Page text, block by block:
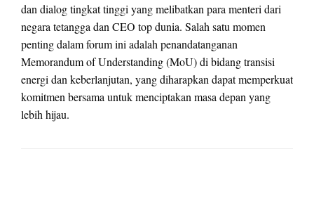
dan dialog tingkat tinggi yang melibatkan para menteri dari
negara tetangga dan CEO top dunia. Salah satu momen
penting dalam forum ini adalah penandatanganan
Memorandum of Understanding (MoU) di bidang transisi
energi dan keberlanjutan, yang diharapkan dapat memperkuat
komitmen bersama untuk menciptakan masa depan yang
lebih hijau.